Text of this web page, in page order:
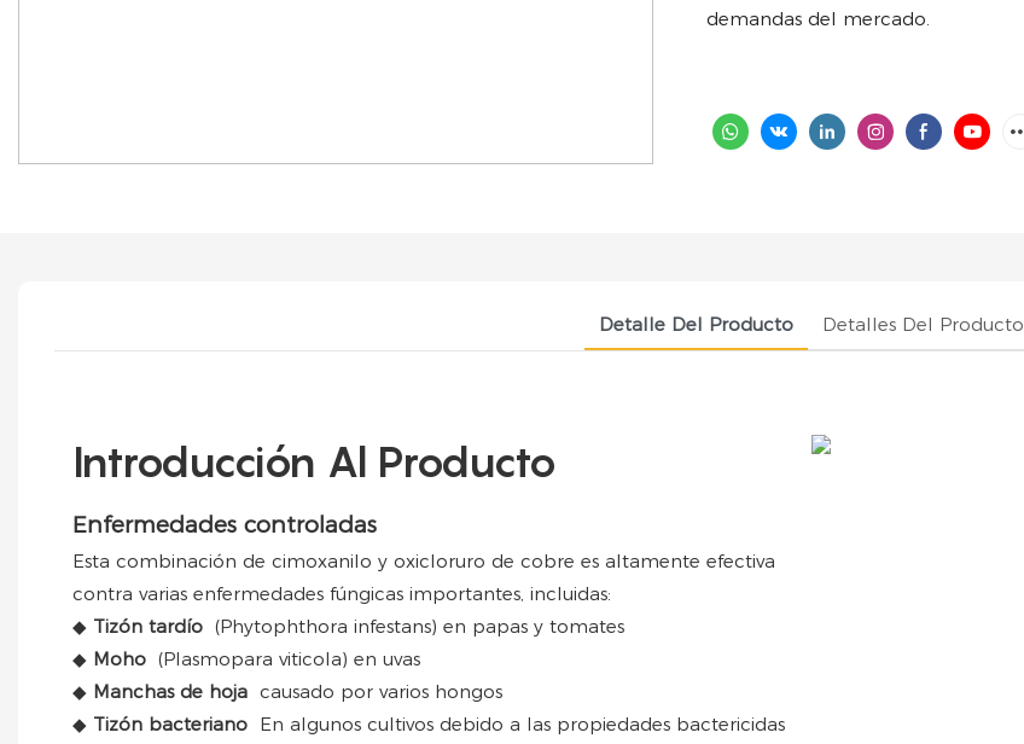
demandas del mercado.
Detalle Del Producto Detalles Del Producto
Introducción Al Producto
Enfermedades controladas
Esta combinación de cimoxanilo y oxicloruro de cobre es altamente efectiva
contra varias enfermedades fúngicas importantes, incluidas:
◆ Tizón tardío (Phytophthora infestans) en papas y tomates
◆ Moho (Plasmopara viticola) en uvas
◆ Manchas de hoja causado por varios hongos
◆ Tizón bacteriano En algunos cultivos debido a las propiedades bactericidas